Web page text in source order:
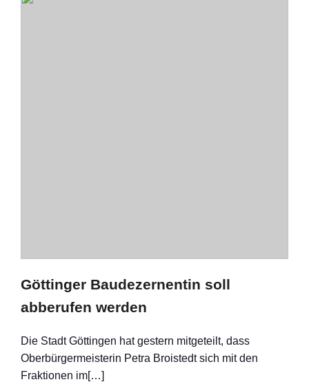
Göttinger Baudezernentin soll
abberufen werden
Die Stadt Göttingen hat gestern mitgeteilt, dass
Oberbürgermeisterin Petra Broistedt sich mit den
Fraktionen im[…]